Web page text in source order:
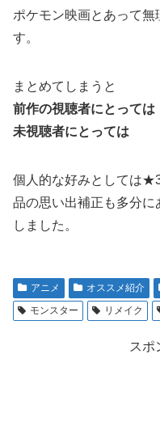
ポケモン映画とあって無
す。
まとめてしまうと
前作の視聴者にとって
未視聴者にとって
個人的な好みとしては
品の思い出補正も多分
しました。
アニメ オススメ紹介
モンスター
リメイク
スポ